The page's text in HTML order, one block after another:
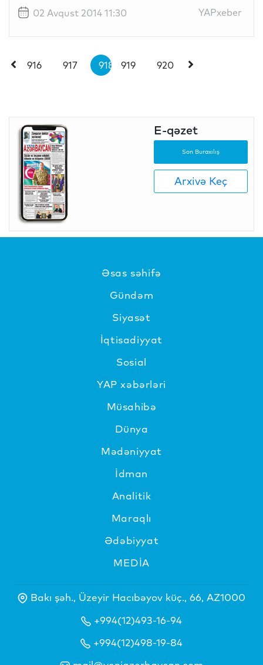
02 Avqust 2014 11:30 YAPxeber
916 917 918 919 920
E-qəzet
Son Buraxılış
Arxivə Keç
Əsas səhifə
Gündəm
Siyasət
İqtisadiyyat
Sosial
YAP xəbərləri
Müsahibə
Dünya
Mədəniyyat
İdman
Analitik
Maraqlı
Ədəbiyyat
MEDİA
Bakı şəh., Üzeyir Hacıbəyov küç., 66, AZ1000
+994(12)493-16-94
+994(12)498-19-84